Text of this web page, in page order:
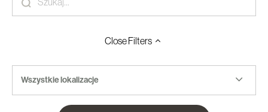
CloseFilters
Wszystkie lokalizacje